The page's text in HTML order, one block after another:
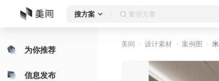
搜方案 窗帘方案
为你推荐
信息发布
美间 设计素材 案例图